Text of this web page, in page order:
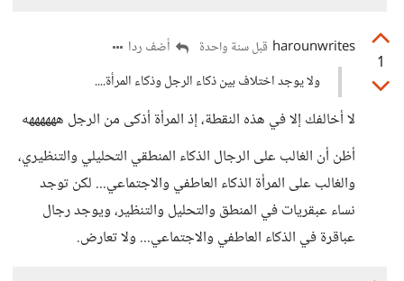
1
harounwrites قبل سنة واحدة
أضف ردا
ولا يوجد اختلاف بين ذكاء الرجل وذكاء المرأة....
لا أخالفك إلا في هذه النقطة، إذ المرأة أذكى من الرجل ههههههه
أظن أن الغالب على الرجال الذكاء المنطقي التحليلي والتنظيري،
والغالب على المرأة الذكاء العاطفي والاجتماعي... لكن توجد
نساء عبقريات في المنطق والتحليل والتنظير، ويوجد رجال
عباقرة في الذكاء العاطفي والاجتماعي... ولا تعارض.